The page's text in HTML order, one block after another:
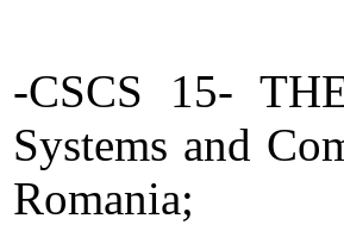
-CSCS 15-
Systems and
Romania;